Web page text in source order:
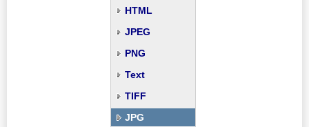
HTML
JPEG
PNG
Text
TIFF
JPG